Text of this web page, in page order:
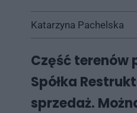
Katarzyna Pachelska
Część terenów
Spółka
sprzedaż.